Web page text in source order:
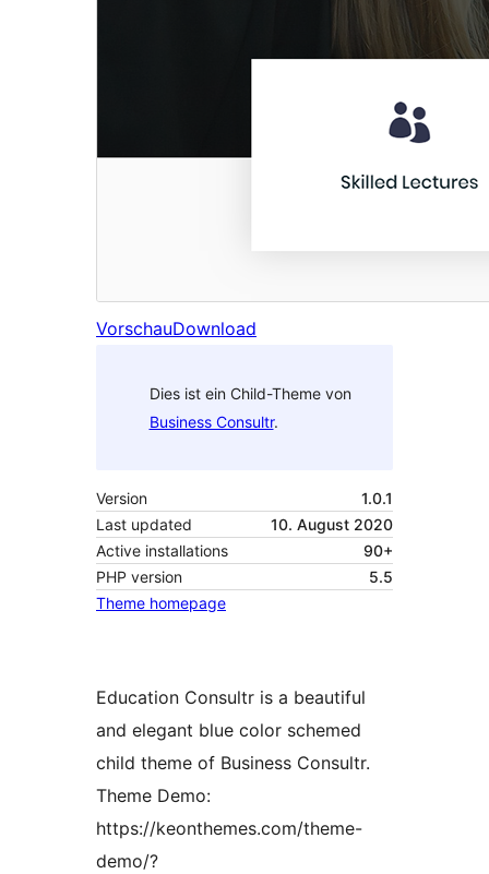
VorschauDownload
Dies ist ein Child-Theme von
Business Consultr.
Version
1.0.1
Last updated
10. August 2020
Active installations
90+
PHP version
5.5
Theme homepage
Education Consultr is a beautiful
and elegant blue color schemed
child theme of Business Consultr.
Theme Demo:
https://keonthemes.com/theme-
demo/?